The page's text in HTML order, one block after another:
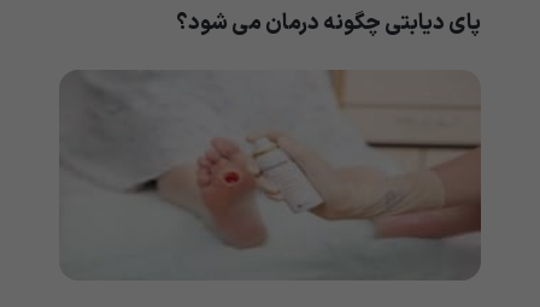
پای دیابتی چگونه درمان می شود؟